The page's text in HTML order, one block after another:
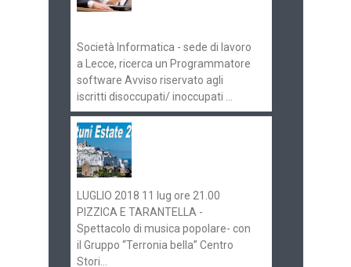
Società Informatica - sede di lavoro
a Lecce, ricerca un Programmatore
software Avviso riservato agli
iscritti disoccupati/ inoccupati ...
LUGLIO 2018 11 lug ore 21.00
PIZZICA E TARANTELLA -
Spettacolo di musica popolare- con
il Gruppo “Terronia bella” Centro
Stori...